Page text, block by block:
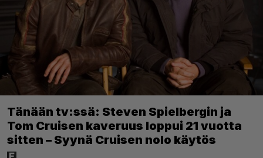
Tänään tv:ssä: Steven Spielbergin ja
Tom Cruisen kaveruus loppui 21 vuotta
sitten – Syynä Cruisen nolo käytös